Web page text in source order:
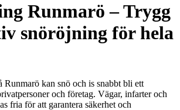
Runmarö – Trygg
snöröjning för hela
kan snö och is snabbt bli ett
och företag. Vägar, infarter och
fria för att garantera säkerhet och